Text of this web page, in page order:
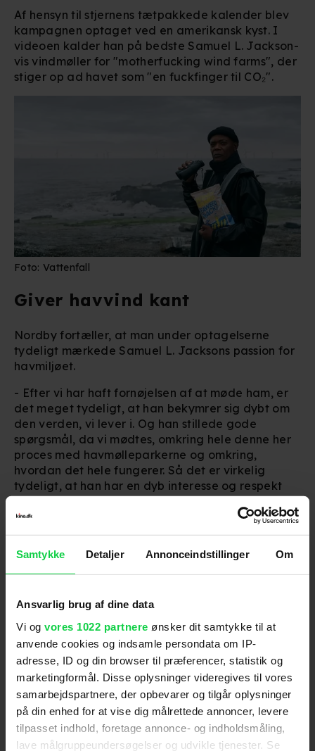
Samtykke Detaljer Annonceindstillinger Om
Ansvarlig brug af dine data
Vi og vores 1022 partnere ønsker dit samtykke til at
anvende cookies og indsamle persondata om IP-
adresse, ID og din browser til præferencer, statistik og
marketingformål. Disse oplysninger videregives til vores
samarbejdspartnere, der opbevarer og tilgår oplysninger
på din enhed for at vise dig målrettede annoncer, levere
tilpasset indhold, foretage annonce- og indholdsmåling,
lave målgruppeundersøgelser og udvikle tjenester. Se
Af hensyn til stjernens tætpakkede kalender blev
kampagnen optaget ved en amerikansk kyst. I
videoen kalder han på bedste Samuel L. Jackson-
vis vindmøller for "motherfucking wind farms", der
stiger op ad havet som "en fuckfinger til CO₂".
Foto: Vattenfall
Giver havvind kant
Nordby fortæller, at man under optagelserne
tydeligt mærkede Samuel L. Jacksons passion for
havmiljøet.
- Efter vi har haft fornøjelsen af at møde ham, er
det meget tydeligt, at han bekymrer sig dybt om
den verden, vi lever i. Og han stillede gode
spørgsmål, da vi mødtes, omkring hele denne her
proces med havmølleparkerne og omkring,
hvordan det hele fungerer. Så det er virkelig
tydeligt, at han har en dyb interesse og respekt
- Det var klart en styrke, at han udover at være en
miljøet.
troværdighed, og han giver det opmærksomhed.
Vattenfall leverer el til privatkunder i Sverige,
Finland, Tyskland og Holland, hvor kampagnen
bl.a. er blevet vist i biografer og i tv. Herhjemme
kan videoen ses online, som nederst i denne
artikel.